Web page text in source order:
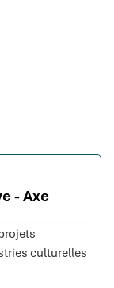
- Axe
culturelles